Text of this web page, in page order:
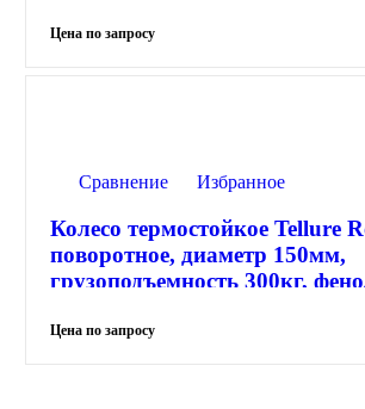
термостойкая втулка
Сравнение Избранное
Колесо термостойкое Tellure
поворотное, диаметр 150мм,
грузоподъемность 300кг,
термостойкая втулка